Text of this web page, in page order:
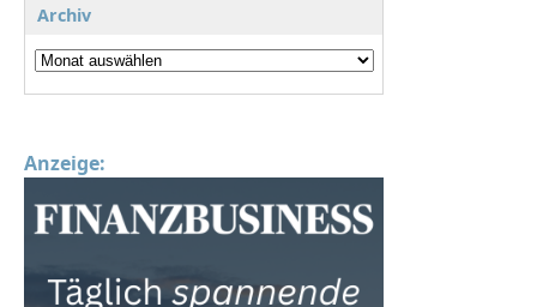
Archiv
Anzeige: